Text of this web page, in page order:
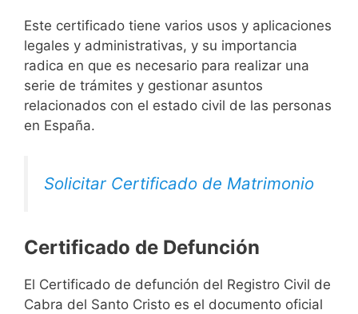
Este certificado tiene varios usos y aplicaciones
legales y administrativas, y su importancia
radica en que es necesario para realizar una
serie de trámites y gestionar asuntos
relacionados con el estado civil de las personas
en España.
Solicitar Certificado de Matrimonio
Certificado de Defunción
El Certificado de defunción del Registro Civil de
Cabra del Santo Cristo es el documento oficial